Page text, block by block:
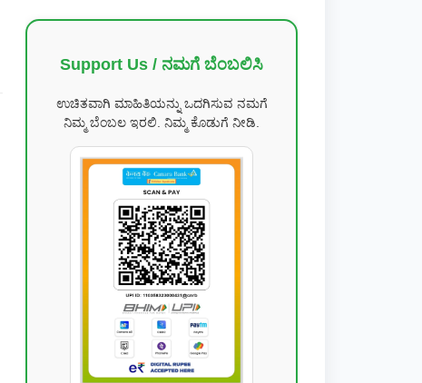
Support Us / ನಮಗೆ ಬೆಂಬಲಿಸಿ
ಉಚಿತವಾಗಿ ಮಾಹಿತಿಯನ್ನು ಒದಗಿಸುವ ನಮಗೆ
ನಿಮ್ಮ ಬೆಂಬಲ ಇರಲಿ. ನಿಮ್ಮ ಕೊಡುಗೆ ನೀಡಿ.